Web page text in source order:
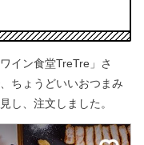
イン食堂TreTre」さ
ちょうどいいおつまみ
し、注文しました。